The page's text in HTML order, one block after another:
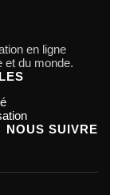
en ligne
et du monde.
NOUS SUIVRE